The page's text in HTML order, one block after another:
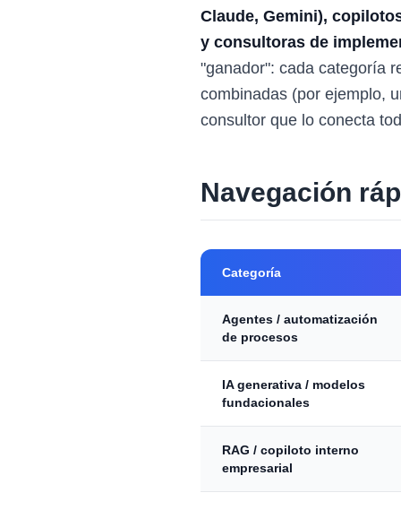
Claude, Gemini),
y consultoras de
"ganador": cada categoría
combinadas (por ejemplo,
consultor que lo conecta
Navegación
Categoría
Agentes / automatización
de procesos
IA generativa / modelos
fundacionales
RAG / copiloto interno
empresarial